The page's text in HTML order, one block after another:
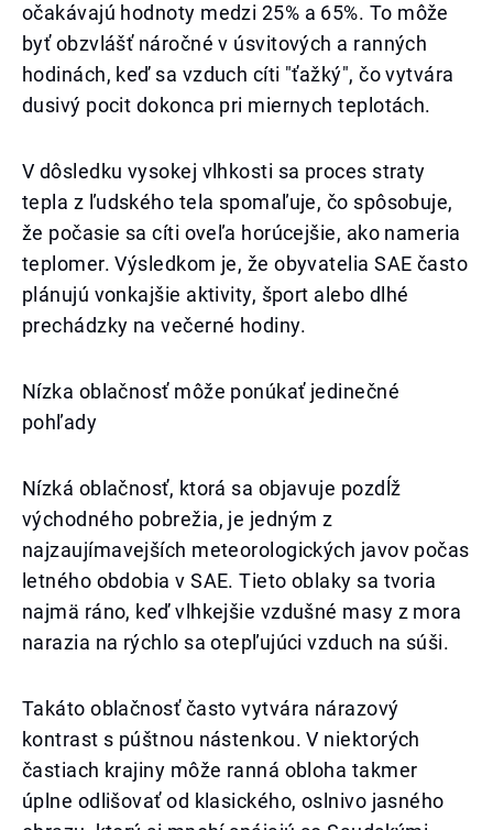
očakávajú hodnoty medzi 25% a 65%. To môže
byť obzvlášť náročné v úsvitových a ranných
hodinách, keď sa vzduch cíti "ťažký", čo vytvára
dusivý pocit dokonca pri miernych teplotách.
V dôsledku vysokej vlhkosti sa proces straty
tepla z ľudského tela spomaľuje, čo spôsobuje,
že počasie sa cíti oveľa horúcejšie, ako nameria
teplomer. Výsledkom je, že obyvatelia SAE často
plánujú vonkajšie aktivity, šport alebo dlhé
prechádzky na večerné hodiny.
Nízka oblačnosť môže ponúkať jedinečné
pohľady
Nízká oblačnosť, ktorá sa objavuje pozdĺž
východného pobrežia, je jedným z
najzaujímavejších meteorologických javov počas
letného obdobia v SAE. Tieto oblaky sa tvoria
najmä ráno, keď vlhkejšie vzdušné masy z mora
narazia na rýchlo sa otepľujúci vzduch na súši.
Takáto oblačnosť často vytvára nárazový
kontrast s púštnou nástenkou. V niektorých
častiach krajiny môže ranná obloha takmer
úplne odlišovať od klasického, oslnivo jasného